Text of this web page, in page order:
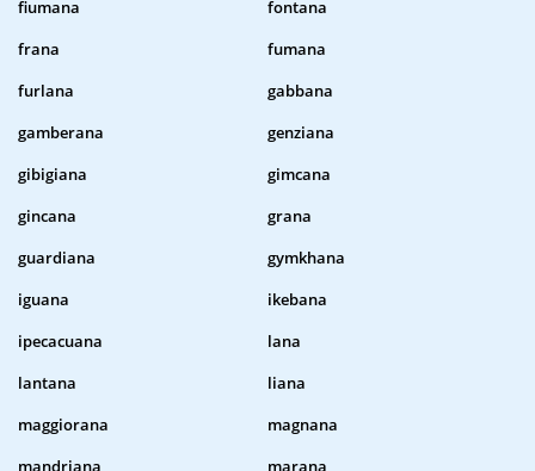
fiumana
fontana
frana
fumana
furlana
gabbana
gamberana
genziana
gibigiana
gimcana
gincana
grana
guardiana
gymkhana
iguana
ikebana
ipecacuana
lana
lantana
liana
maggiorana
magnana
mandriana
marana